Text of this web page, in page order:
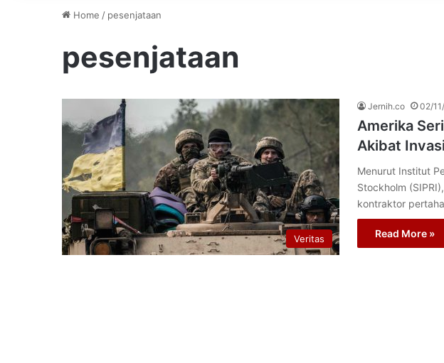
Home / pesenjataan
pesenjataan
Veritas
Jernih.co 02/
Amerika
Akibat
Menurut Institut
Stockholm
kontraktor
Read More »